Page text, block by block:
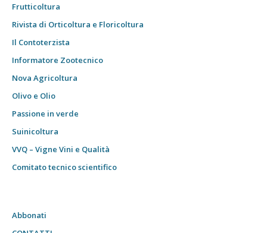
Frutticoltura
Rivista di Orticoltura e Floricoltura
Il Contoterzista
Informatore Zootecnico
Nova Agricoltura
Olivo e Olio
Passione in verde
Suinicoltura
VVQ – Vigne Vini e Qualità
Comitato tecnico scientifico
Abbonati